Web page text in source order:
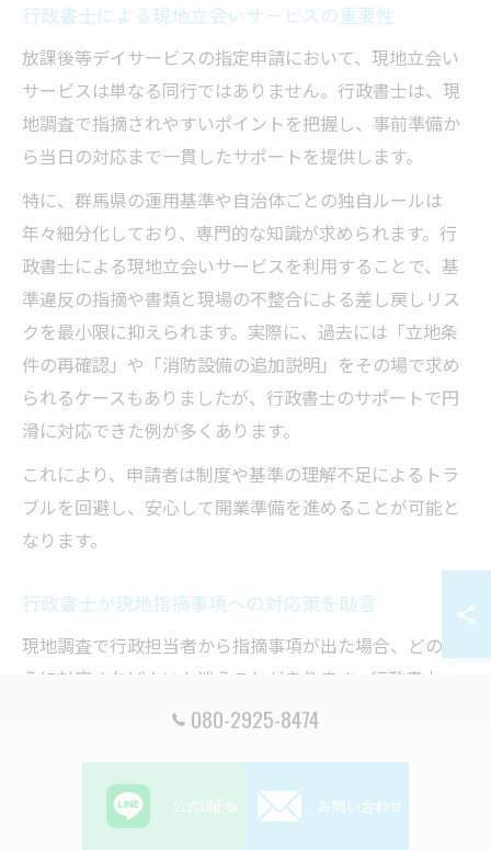
行政書士による現地立会いサービスの重要性
放課後等デイサービスの指定申請において、現地立会い
サービスは単なる同行ではありません。行政書士は、現
地調査で指摘されやすいポイントを把握し、事前準備か
ら当日の対応まで一貫したサポートを提供します。
特に、群馬県の運用基準や自治体ごとの独自ルールは
年々細分化しており、専門的な知識が求められます。行
政書士による現地立会いサービスを利用することで、基
準違反の指摘や書類と現場の不整合による差し戻しリス
クを最小限に抑えられます。実際に、過去には「立地条
件の再確認」や「消防設備の追加説明」をその場で求め
られるケースもありましたが、行政書士のサポートで円
滑に対応できた例が多くあります。
これにより、申請者は制度や基準の理解不足によるトラ
ブルを回避し、安心して開業準備を進めることが可能と
なります。
行政書士が現地指摘事項への対応策を助言
現地調査で行政担当者から指摘事項が出た場合、どのよ
うに対応すればよいか迷うことがあります。行政書士
は、その場で具体的な対応策や修正方法を提案し、申請
例えば、「設備の寸法が基準に満たない」「避難経路の
表示が不十分」といった指摘があった際、行政書士は必
080-2925-8474
公式LINE お問い合わせ